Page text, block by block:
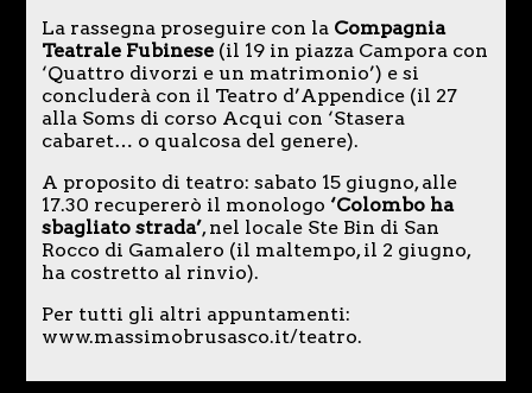
La rassegna proseguire con la Compagnia
Teatrale Fubinese(il 19 in piazza Campora con
‘Quattro divorzi e un matrimonio’) e si
concluderà con il Teatro d’Appendice (il 27
alla Soms di corso Acqui con ‘Stasera
cabaret… o qualcosa del genere).
A proposito di teatro: sabato 15 giugno, alle
17.30 recupererò il monologo ‘Colombo ha
sbagliato strada’, nel locale Ste Bin di San
Rocco di Gamalero (il maltempo, il 2 giugno,
ha costretto al rinvio).
Per tutti gli altri appuntamenti:
www.massimobrusasco.it/teatro.